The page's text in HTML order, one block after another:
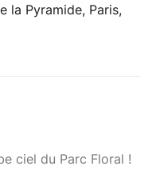
la Pyramide, Paris,
ciel du Parc Floral !